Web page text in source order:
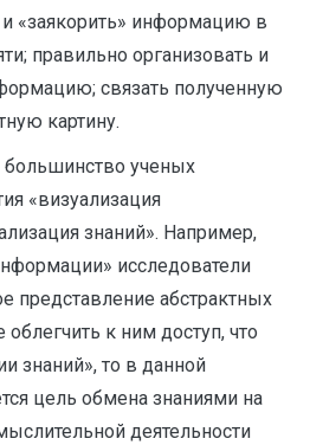
«заякорить» информацию в
правильно организовать и
связать полученную
картину.
большинство ученых
«визуализация
знаний». Например,
исследователи
представление абстрактных
к ним доступ, что
знаний», то в данной
цель обмена знаниями на
деятельности